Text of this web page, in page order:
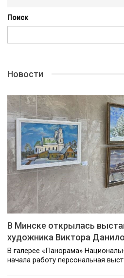
Поиск
Новости
В Минске открылась
художника Виктора
В галерее «Панорама»
начала работу персональная